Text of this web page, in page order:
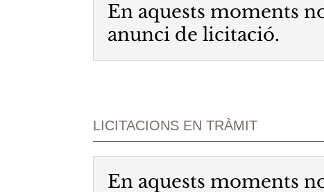
En aquests moments
anunci de licitació.
LICITACIONS EN TRÀMIT
En aquests moments